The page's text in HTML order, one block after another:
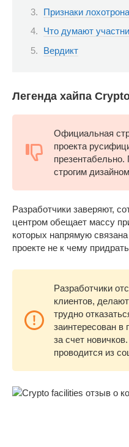
Признаки лохотрона
Что думают
Вердикт
Легенда хайпа
Официальная
проекта
строгим
Разработчики заверяют,
центром обещает массу
которых напрямую
проекте не к чему
Разработчики
клиентов,
трудно
заинтересован в
за счет
проводится из